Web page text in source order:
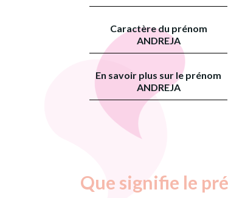
Caractère du prénom
ANDREJA
En savoir plus sur le prénom
ANDREJA
Que signifie le